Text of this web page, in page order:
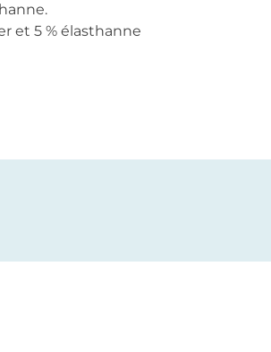
et 5 % élasthanne